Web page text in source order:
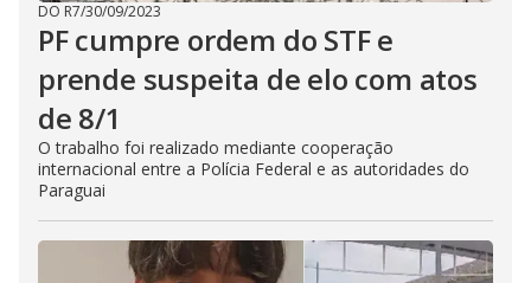
DO R7/30/09/2023
PF cumpre ordem do STF e
prende suspeita de elo com atos
de 8/1
O trabalho foi realizado mediante cooperação
internacional entre a Polícia Federal e as autoridades do
Paraguai